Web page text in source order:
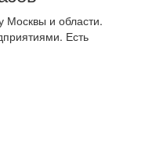
Москвы и области.
Есть